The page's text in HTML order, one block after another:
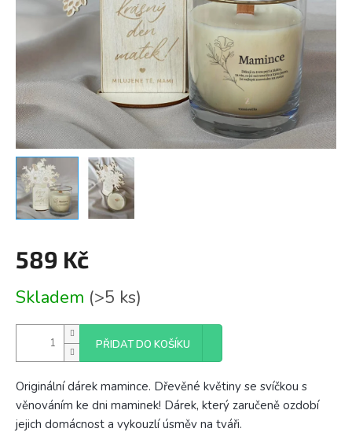
589 Kč
cena:
Skladem (>5 ks)
PŘIDAT DO KOŠÍKU
Originální dárek mamince. Dřevěné květiny se svíčkou s
věnováním ke dni maminek! Dárek, který zaručeně ozdobí
jejich domácnost a vykouzlí úsměv na tváři.